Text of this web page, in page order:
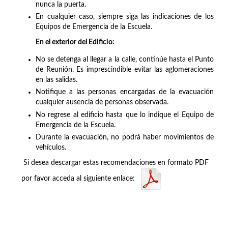
nunca la puerta.
En cualquier caso, siempre siga las indicaciones de los
Equipos de Emergencia de la Escuela.
En el exterior del Edificio:
No se detenga al llegar a la calle, continúe hasta el Punto
de Reunión. Es imprescindible evitar las aglomeraciones
en las salidas.
Notifique a las personas encargadas de la evacuación
cualquier ausencia de personas observada.
No regrese al edificio hasta que lo indique el Equipo de
Emergencia de la Escuela.
Durante la evacuación, no podrá haber movimientos de
vehículos.
Si desea descargar estas recomendaciones en formato PDF
por favor acceda al siguiente enlace: